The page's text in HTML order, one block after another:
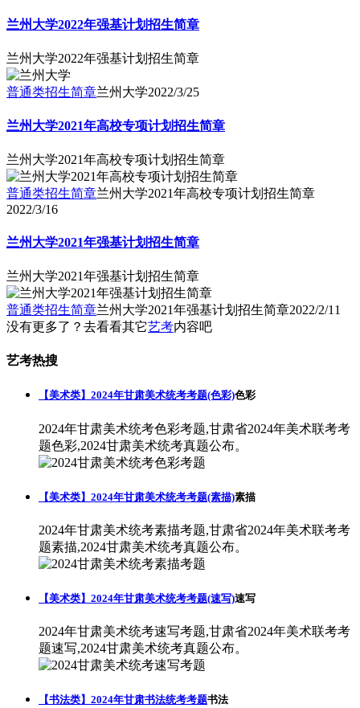
兰州大学2022年强基计划招生简章
兰州大学2022年强基计划招生简章
普通类招生简章兰州大学2022/3/25
兰州大学2021年高校专项计划招生简章
兰州大学2021年高校专项计划招生简章
普通类招生简章兰州大学2021年高校专项计划招生简章
2022/3/16
兰州大学2021年强基计划招生简章
兰州大学2021年强基计划招生简章
普通类招生简章兰州大学2021年强基计划招生简章2022/2/11
没有更多了？去看看其它艺考内容吧
艺考热搜
【美术类】2024年甘肃美术统考考题(色彩)色彩
2024年甘肃美术统考色彩考题,甘肃省2024年美术联考考
题色彩,2024甘肃美术统考真题公布。
【美术类】2024年甘肃美术统考考题(素描)素描
2024年甘肃美术统考素描考题,甘肃省2024年美术联考考
题素描,2024甘肃美术统考真题公布。
【美术类】2024年甘肃美术统考考题(速写)速写
2024年甘肃美术统考速写考题,甘肃省2024年美术联考考
题速写,2024甘肃美术统考真题公布。
【书法类】2024年甘肃书法统考考题书法